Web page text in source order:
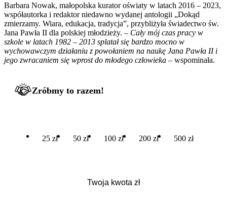
Barbara Nowak, małopolska kurator oświaty w latach 2016 – 2023,
współautorka i redaktor niedawno wydanej antologii „Dokąd
zmierzamy. Wiara, edukacja, tradycja”, przybliżyła świadectwo św.
Jana Pawła II dla polskiej młodzieży. – Cały mój czas pracy w
szkole w latach 1982 – 2013 splatał się bardzo mocno w
wychowawczym działaniu z powołaniem na naukę Jana Pawła II i
jego zwracaniem się wprost do młodego człowieka – wspominała.
Zróbmy to razem!
25 zł 50 zł 100 zł 200 zł 500 zł